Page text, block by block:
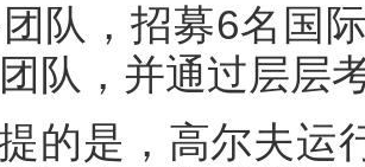
队，招募6名国
队，并通过层层
的是，高尔夫运